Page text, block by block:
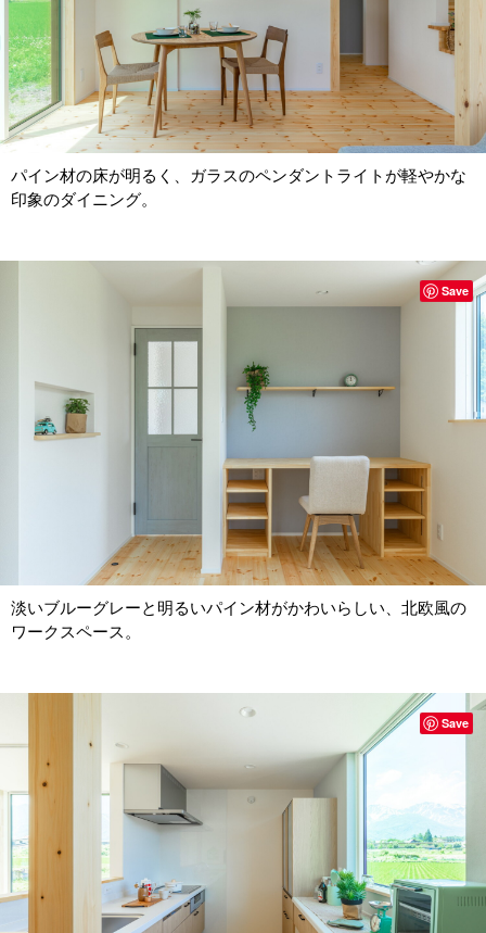
パイン材の床が明るく、ガラスのペンダントライトが軽やかな
印象のダイニング。
淡いブルーグレーと明るいパイン材がかわいらしい、北欧風の
ワークスペース。
Save
Save